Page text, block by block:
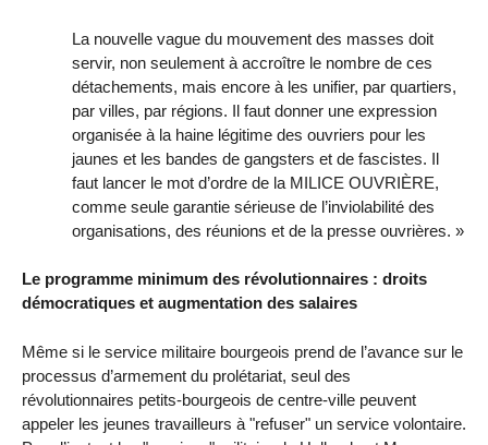
La nouvelle vague du mouvement des masses doit
servir, non seulement à accroître le nombre de ces
détachements, mais encore à les unifier, par quartiers,
par villes, par régions. Il faut donner une expression
organisée à la haine légitime des ouvriers pour les
jaunes et les bandes de gangsters et de fascistes. Il
faut lancer le mot d’ordre de la MILICE OUVRIÈRE,
comme seule garantie sérieuse de l’inviolabilité des
organisations, des réunions et de la presse ouvrières. »
Le programme minimum des révolutionnaires : droits
démocratiques et augmentation des salaires
Même si le service militaire bourgeois prend de l’avance sur le
processus d’armement du prolétariat, seul des
révolutionnaires petits-bourgeois de centre-ville peuvent
appeler les jeunes travailleurs à "refuser" un service volontaire.